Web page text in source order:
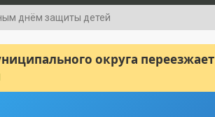
днём защиты детей
округа